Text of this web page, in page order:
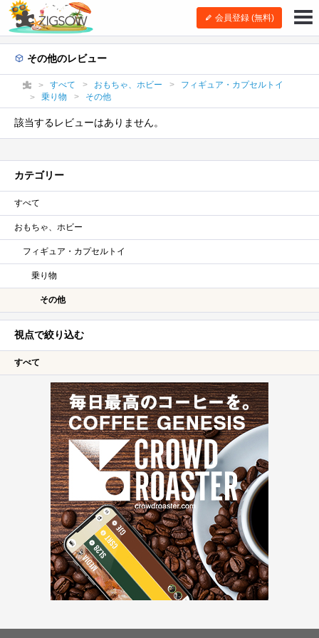
会員登録 (無料)
その他のレビュー
すべて おもちゃ、ホビー
フィギュア・カプセルトイ
乗り物
その他
該当するレビューはありません。
カテゴリー
すべて
おもちゃ、ホビー
フィギュア・カプセルトイ
乗り物
その他
視点で絞り込む
すべて